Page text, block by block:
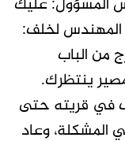
المسؤول: عليك
المهندس لخلف:
من الباب
ينتظرك.
في قريته حتى
المشكلة، وعاد